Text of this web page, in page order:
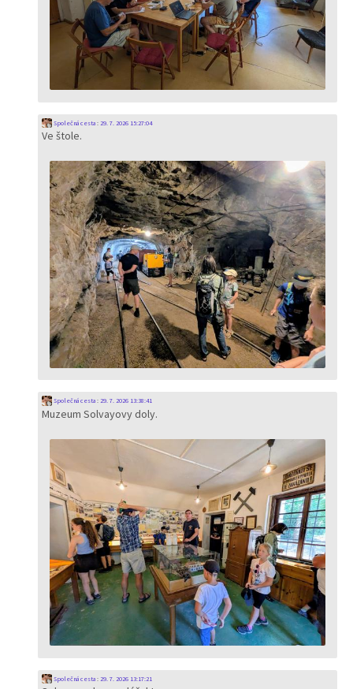
Společná cesta: 29. 7. 2026 15:27:04
Ve štole.
Společná cesta: 29. 7. 2026 13:38:41
Muzeum Solvayovy doly.
Společná cesta: 29. 7. 2026 13:17:21